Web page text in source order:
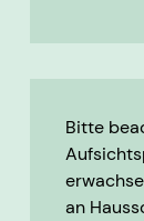
Bitte
an